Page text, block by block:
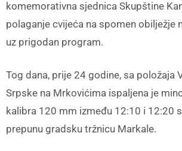
komemorativna sjednica Skupštine
polaganje cvijeća na spomen obilježje
uz prigodan program.
Tog dana, prije 24 godine, sa položaja
Srpske na Mrkovićima ispaljena je
kalibra 120 mm između 12:10 i 12:20
prepunu gradsku tržnicu Markale.